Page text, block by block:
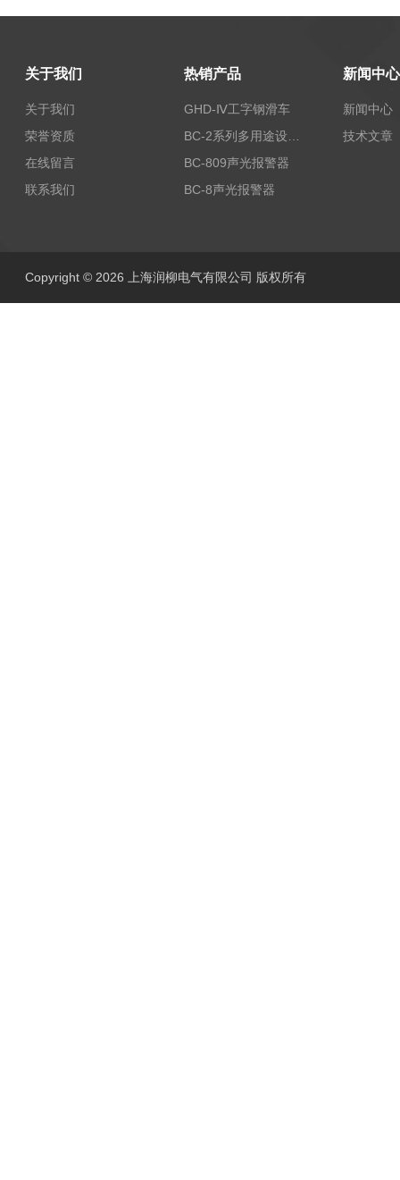
关于我们
关于我们
荣誉资质
在线留言
联系我们
热销产品
GHD-Ⅳ工字钢滑车
BC-809声光报警器
BC-8声光报警器
新闻中心
新闻中心
技术文章
Copyright © 2026 上海润柳电气有限公司 版权所有